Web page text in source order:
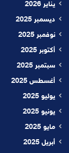
يناير 2026
ديسمبر 2025
نوفمبر 2025
أكتوبر 2025
سبتمبر 2025
أغسطس 2025
يوليو 2025
يونيو 2025
مايو 2025
أبريل 2025